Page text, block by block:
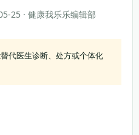
25 · 健康我乐乐编辑部
代医生诊断、处方或个体化